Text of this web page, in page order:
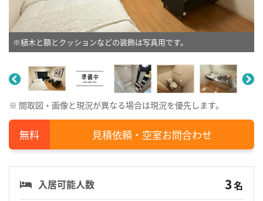
※植木と額とクッションなどの装飾は写真用です。
※ 間取図・画像と現況が異なる場合は現況を優先します。
見積依頼・空室お問合わせ
入居可能人数 3名